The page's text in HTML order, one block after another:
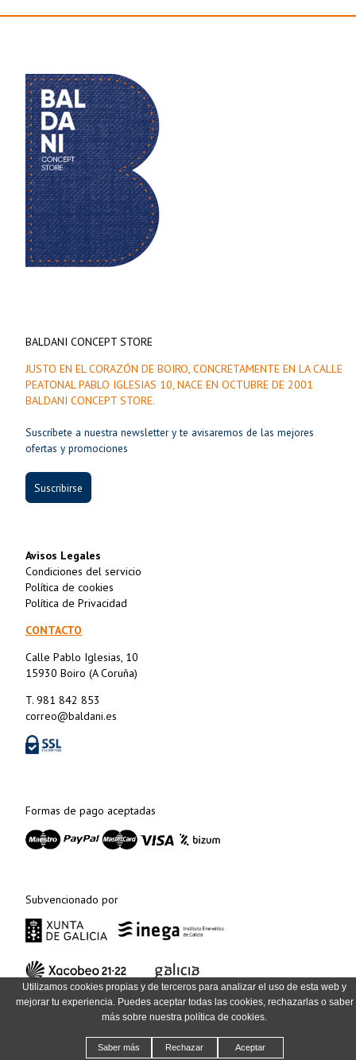
Utilizamos cookies propias y de terceros para analizar el uso de esta web y
mejorar tu experiencia. Puedes aceptar todas las cookies, rechazarlas o saber
más sobre nuestra política de cookies.
Saber más Rechazar Aceptar
BALDANI CONCEPT STORE
JUSTO EN EL CORAZÓN DE BOIRO, CONCRETAMENTE EN LA CALLE
PEATONAL PABLO IGLESIAS 10, NACE EN OCTUBRE DE 2001
BALDANI CONCEPT STORE.
Suscríbete a nuestra newsletter y te avisaremos de las mejores
ofertas y promociones
Suscribirse
Avisos Legales
Condiciones del servicio
Política de cookies
Política de Privacidad
CONTACTO
Calle Pablo Iglesias, 10
15930 Boiro (A Coruña)
T. 981 842 853
correo@baldani.es
Formas de pago aceptadas
Subvencionado por